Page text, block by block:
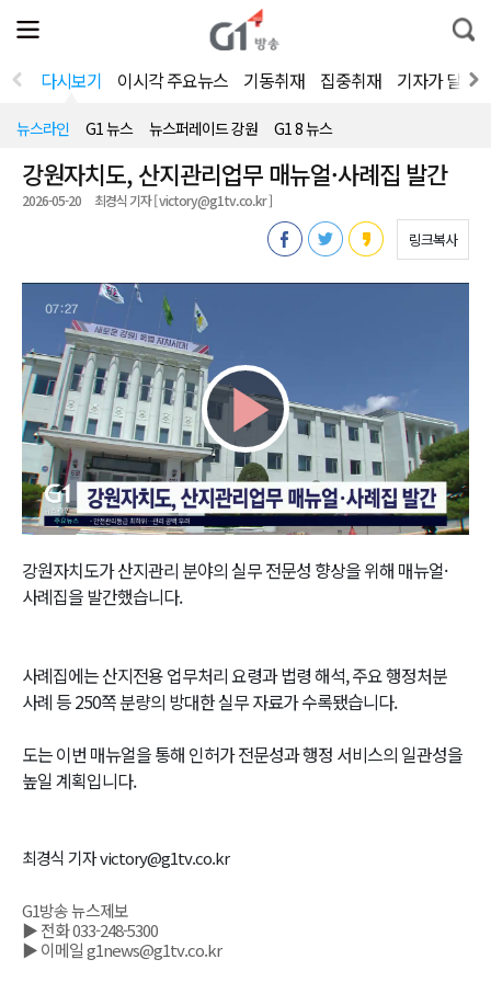
전
체
뉴
열
통
합
색
다시보기 이시각 주요뉴스 기동취재 집중취재 기자가 달려
뉴스라인 G1 뉴스 뉴스퍼레이드 강원 G1 8 뉴스
강원자치도, 산지관리업무 매뉴얼·사례집 발간
2026-05-20 최경식 기자 [ victory@g1tv.co.kr ]
링크복사
Play
Video
강원자치도가 산지관리 분야의 실무 전문성 향상을 위해 매뉴얼·
사례집을 발간했습니다.
사례집에는 산지전용 업무처리 요령과 법령 해석, 주요 행정처분
사례 등 250쪽 분량의 방대한 실무 자료가 수록됐습니다.
도는 이번 매뉴얼을 통해 인허가 전문성과 행정 서비스의 일관성을
높일 계획입니다.
최경식 기자 victory@g1tv.co.kr
G1방송 뉴스제보
▶ 전화 033-248-5300
▶ 이메일 g1news@g1tv.co.kr